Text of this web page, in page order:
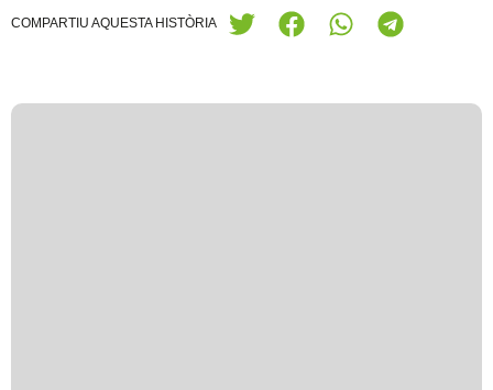
COMPARTIU AQUESTA HISTÒRIA